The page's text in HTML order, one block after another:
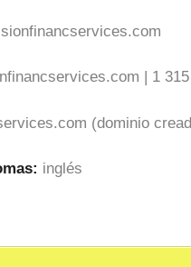
| 1
(dominio
inglés